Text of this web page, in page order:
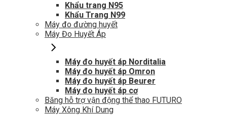
Khẩu trang N95
Khẩu Trang N99
Máy đo đường huyết
Máy Đo Huyết Áp
Máy đo huyết áp Norditalia
Máy đo huyết áp Omron
Máy đo huyết áp Beurer
Máy đo huyết áp cơ
Băng hỗ trợ vận động thể thao FUTURO
Máy Xông Khí Dung